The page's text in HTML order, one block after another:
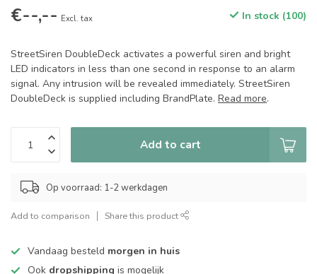
€--,-- Excl. tax In stock (100)
StreetSiren DoubleDeck activates a powerful siren and bright
LED indicators in less than one second in response to an alarm
signal. Any intrusion will be revealed immediately. StreetSiren
DoubleDeck is supplied including BrandPlate. Read more.
Add to cart
Op voorraad: 1-2 werkdagen
Add to comparison Share this product
Vandaag besteld morgen in huis
Ook dropshipping is mogelijk